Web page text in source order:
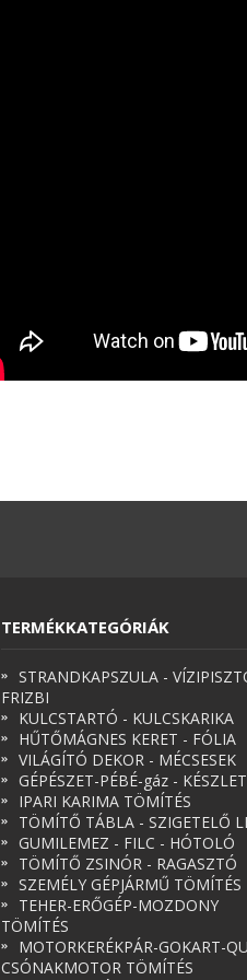
TERMÉKKATEGÓRIÁK
STRANDKAPSZULA -
FRIZBI
KULCSTARTÓ - KULCSKARIKA
HŰTŐMÁGNES KERET - FÓLIA
VILÁGÍTÓ DEKOR - MÉCSESEK
GÉPÉSZET-PÉBÉ-gáz -
IPARI KARIMA TÖMÍTÉS
TÖMÍTŐ TÁBLA - SZIGETELŐ
GUMILEMEZ - FILC - HÓTOLÓ
TÖMÍTŐ ZSINÓR - RAGASZTÓ
SZEMÉLY GÉPJÁRMŰ TÖMÍTÉS
TEHER-ERŐGÉP-MOZDONY
TÖMÍTÉS
MOTORKERÉKPÁR-GOKART-
CSÓNAKMOTOR TÖMÍTÉS